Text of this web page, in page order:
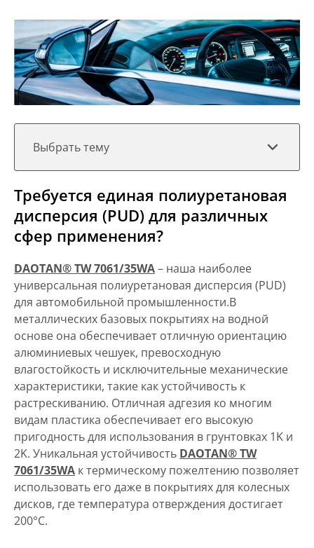
Выбрать тему
Требуется единая полиуретановая
дисперсия (PUD) для различных
сфер применения?
DAOTAN® TW 7061/35WA– наша наиболее
универсальная полиуретановая дисперсия (PUD)
для автомобильной промышленности.В
металлических базовых покрытиях на водной
основе она обеспечивает отличную ориентацию
алюминиевых чешуек, превосходную
влагостойкость и исключительные механические
характеристики, такие как устойчивость к
растрескиванию. Отличная адгезия ко многим
видам пластика обеспечивает его высокую
пригодность для использования в грунтовках 1K и
2K. Уникальная устойчивость DAOTAN® TW
7061/35WA к термическому пожелтению позволяет
использовать его даже в покрытиях для колесных
дисков, где температура отверждения достигает
200°C.